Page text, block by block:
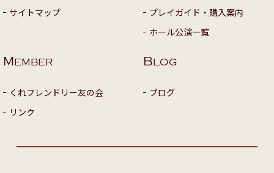
サイトマップ
プレイガイド・購入案内
ホール公演一覧
MEMBER
くれフレンドリー友の会
リンク
BLOG
ブログ